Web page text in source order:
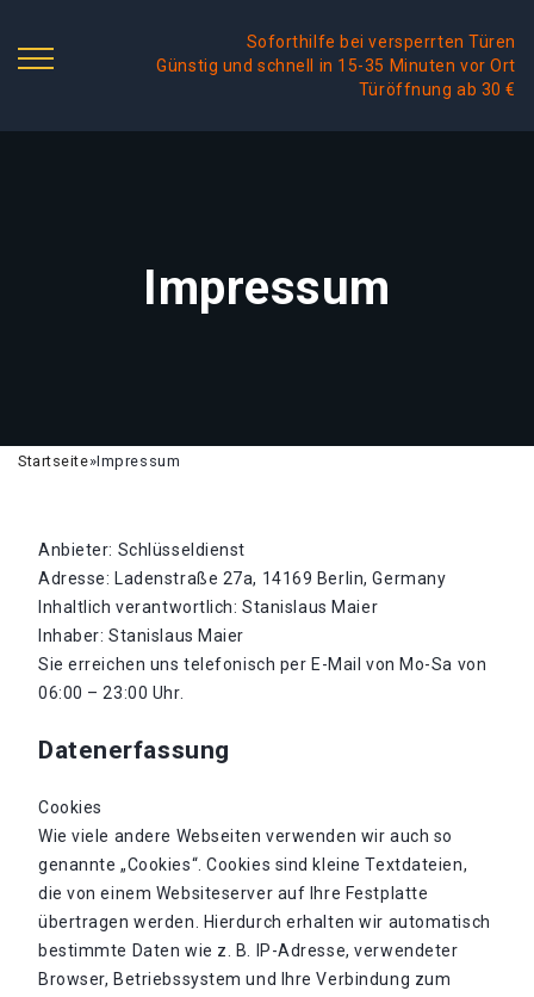
Soforthilfe bei versperrten Türen
Günstig und schnell in 15-35 Minuten vor Ort
Türöffnung ab 30 €
Impressum
Startseite»Impressum
Anbieter: Schlüsseldienst
Adresse: Ladenstraße 27a, 14169 Berlin, Germany
Inhaltlich verantwortlich: Stanislaus Maier
Inhaber: Stanislaus Maier
Sie erreichen uns telefonisch per E-Mail von Mo-Sa von
06:00 – 23:00 Uhr.
Datenerfassung
Cookies
Wie viele andere Webseiten verwenden wir auch so
genannte „Cookies“. Cookies sind kleine Textdateien,
die von einem Websiteserver auf Ihre Festplatte
übertragen werden. Hierdurch erhalten wir automatisch
bestimmte Daten wie z. B. IP-Adresse, verwendeter
Browser, Betriebssystem und Ihre Verbindung zum